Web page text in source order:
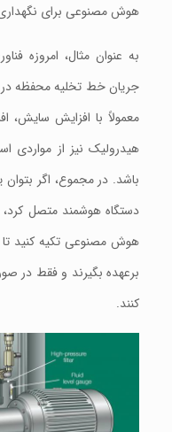
هوش مصنوعی برای نگهداری
به عنوان مثال، امروزه
جریان خط تخلیه محفظه
معمولاً با افزايش سایش،
هیدرولیک نیز از
باشد. در مجموع، اگر
دستگاه هوشمند متصل کرد،
هوش مصنوعی تکیه کنید تا
برعهده بگیرند و فقط در
کنند.